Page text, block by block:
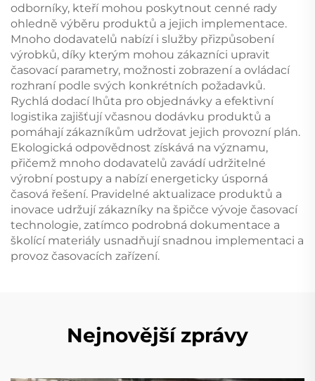
odborníky, kteří mohou poskytnout cenné rady
ohledně výběru produktů a jejich implementace.
Mnoho dodavatelů nabízí i služby přizpůsobení
výrobků, díky kterým mohou zákazníci upravit
časovací parametry, možnosti zobrazení a ovládací
rozhraní podle svých konkrétních požadavků.
Rychlá dodací lhůta pro objednávky a efektivní
logistika zajišťují včasnou dodávku produktů a
pomáhají zákazníkům udržovat jejich provozní plán.
Ekologická odpovědnost získává na významu,
přičemž mnoho dodavatelů zavádí udržitelné
výrobní postupy a nabízí energeticky úsporná
časová řešení. Pravidelné aktualizace produktů a
inovace udržují zákazníky na špičce vývoje časovací
technologie, zatímco podrobná dokumentace a
školící materiály usnadňují snadnou implementaci a
provoz časovacích zařízení.
Nejnovější zprávy